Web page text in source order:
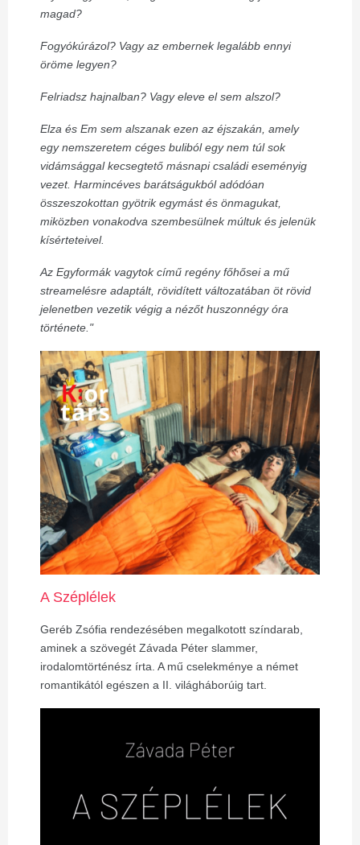
magad?
Fogyókúrázol? Vagy az embernek legalább ennyi
öröme legyen?
Felriadsz hajnalban? Vagy eleve el sem alszol?
Elza és Em sem alszanak ezen az éjszakán, amely
egy nemszeretem céges buliból egy nem túl sok
vidámsággal kecsegtető másnapi családi eseményig
vezet. Harmincéves barátságukból adódóan
összeszokottan gyötrik egymást és önmagukat,
miközben vonakodva szembesülnek múltuk és jelenük
kísérteteivel.
Az Egyformák vagytok című regény főhősei a mű
streamelésre adaptált, rövidített változatában öt rövid
jelenetben vezetik végig a nézőt huszonnégy óra
története."
A Széplélek
Geréb Zsófia rendezésében megalkotott színdarab,
aminek a szövegét Závada Péter slammer,
irodalomtörténész írta. A mű cselekménye a német
romantikától egészen a II. világháborúig tart.